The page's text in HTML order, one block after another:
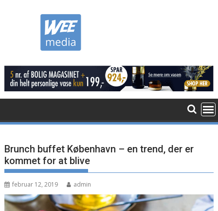
Brunch buffet København – en trend, der er
kommet for at blive
februar 12, 2019 admin